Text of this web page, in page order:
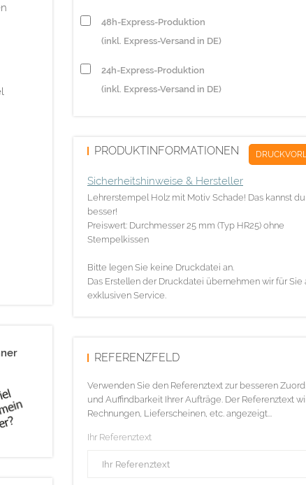
48h-Express-Produktion
(inkl. Express-Versand in DE)
24h-Express-Produktion
(inkl. Express-Versand in DE)
PRODUKTINFORMATIONEN
Sicherheitshinweise & Hersteller
Lehrerstempel Holz mit Motiv Schade! Das kannst
besser!
Preiswert: Durchmesser 25 mm (Typ HR25) ohne
Stempelkissen
Bitte legen Sie keine Druckdatei an.
Das Erstellen der Druckdatei übernehmen wir für Sie
exklusiven Service.
REFERENZFELD
Verwenden Sie den Referenztext zur besseren
und Auffindbarkeit Ihrer Aufträge. Der Referenztext
Rechnungen, Lieferscheinen, etc. angezeigt...
Ihr Referenztext